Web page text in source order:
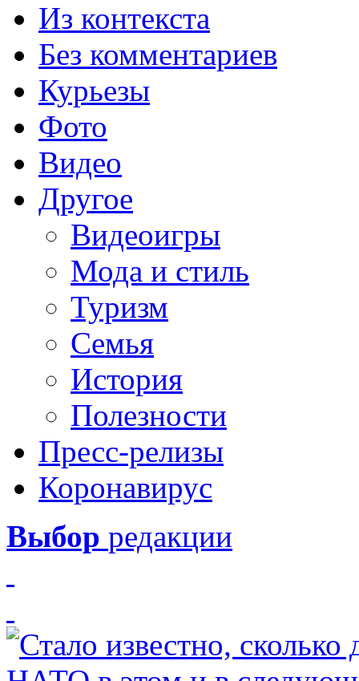
Из контекста
Без комментариев
Курьезы
Фото
Видео
Другое
Видеоигры
Мода и стиль
Туризм
Семья
История
Полезности
Пресс-релизы
Коронавирус
Выбор редакции